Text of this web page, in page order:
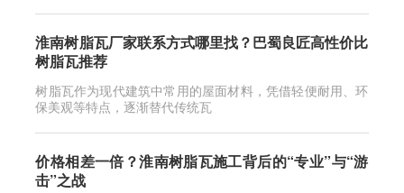
淮南树脂瓦厂家联系方式哪里找？巴蜀良匠高性价比
树脂瓦推荐
树脂瓦作为现代建筑中常用的屋面材料，凭借轻便耐用、环
保美观等特点，逐渐替代传统瓦
价格相差一倍？淮南树脂瓦施工背后的“专业”与“游
击”之战